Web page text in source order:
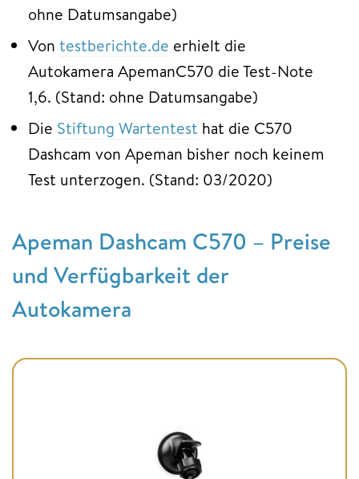
ohne Datumsangabe)
Von testberichte.de erhielt die
Autokamera ApemanC570 die Test-Note
1,6. (Stand: ohne Datumsangabe)
Die Stiftung Wartentest hat die C570
Dashcam von Apeman bisher noch keinem
Test unterzogen. (Stand: 03/2020)
Apeman Dashcam C570 – Preise
und Verfügbarkeit der
Autokamera